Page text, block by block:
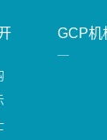
GCP机